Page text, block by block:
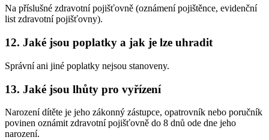
Na příslušné zdravotní pojišťovně (oznámení pojištěnce, evidenční
list zdravotní pojišťovny).
12. Jaké jsou poplatky a jak je lze uhradit
Správní ani jiné poplatky nejsou stanoveny.
13. Jaké jsou lhůty pro vyřízení
Narození dítěte je jeho zákonný zástupce, opatrovník nebo poručník
povinen oznámit zdravotní pojišťovně do 8 dnů ode dne jeho
narození.